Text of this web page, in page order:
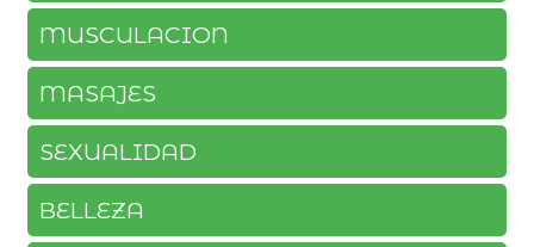
MUSCULACION
MASAJES
SEXUALIDAD
BELLEZA